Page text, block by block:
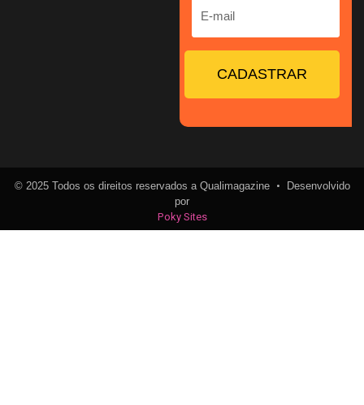
CADASTRAR
© 2025 Todos os direitos reservados a Qualimagazine • Desenvolvido
por
Poky Sites